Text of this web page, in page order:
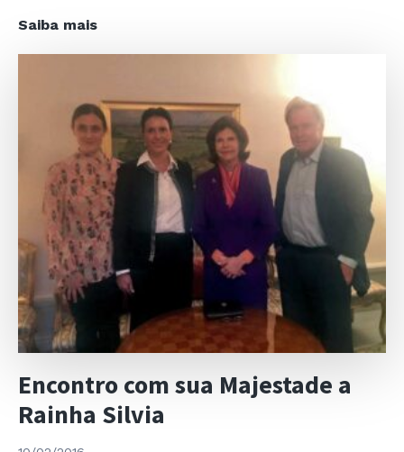
Saiba maisApresentação
Encontro com sua Majestade a
Rainha Silvia